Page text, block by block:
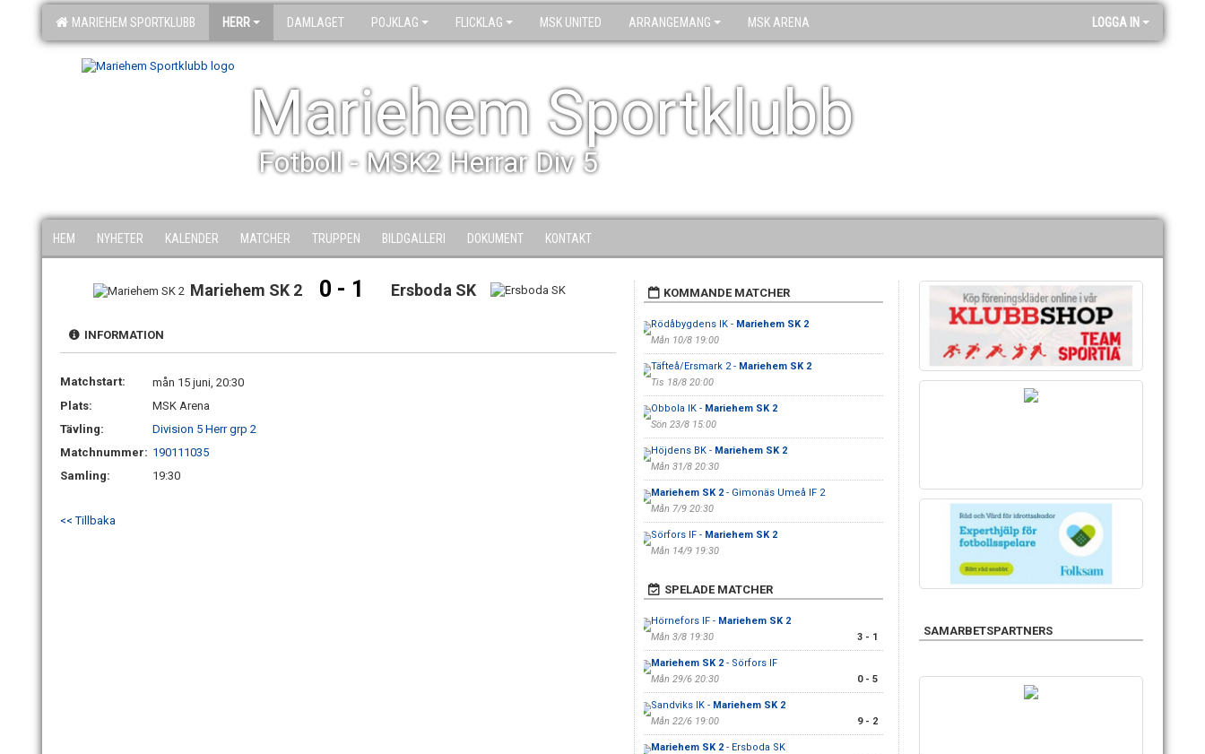
MARIEHEM SPORTKLUBB HERR DAMLAGET POJKLAG FLICKLAG MSK UNITED ARRANGEMANG MSK ARENA LOGGA IN
Mariehem Sportklubb
Fotboll - MSK2 Herrar Div 5
HEM NYHETER KALENDER MATCHER TRUPPEN BILDGALLERI DOKUMENT KONTAKT
Mariehem SK 2 0 - 1 Ersboda SK
INFORMATION
Matchstart:
mån 15 juni, 20:30
Plats:
MSK Arena
Tävling:
Division 5 Herr grp 2
Matchnummer: 190111035
Samling:
19:30
<< Tillbaka
KOMMANDE MATCHER
Rödåbygdens IK - Mariehem SK 2
Mån 10/8 19:00
Täfteå/Ersmark 2 - Mariehem SK 2
Tis 18/8 20:00
Obbola IK - Mariehem SK 2
Sön 23/8 15:00
Höjdens BK - Mariehem SK 2
Mån 31/8 20:30
Mariehem SK 2- Gimonäs Umeå IF 2
Mån 7/9 20:30
Sörfors IF - Mariehem SK 2
Mån 14/9 19:30
SPELADE MATCHER
Hörnefors IF - Mariehem SK 2
Mån 3/8 19:30
3 - 1
Mariehem SK 2- Sörfors IF
Mån 29/6 20:30
0 - 5
Sandviks IK - Mariehem SK 2
Mån 22/6 19:00
9 - 2
Mariehem SK 2- Ersboda SK
SAMARBETSPARTNERS